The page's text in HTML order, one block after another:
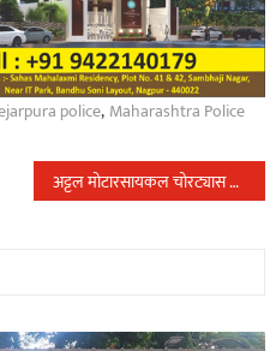
police, Maharashtra Police
अट्टल मोटारसायकल चोरट्यास वर्धा पोलिसांनी केली अटक